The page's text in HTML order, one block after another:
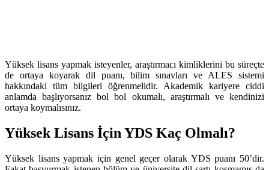
Yüksek lisans yapmak isteyenler, araştırmacı kimliklerini bu süreçte
de ortaya koyarak dil puanı, bilim sınavları ve ALES sistemi
hakkındaki tüm bilgileri öğrenmelidir. Akademik kariyere ciddi
anlamda başlıyorsanız bol bol okumalı, araştırmalı ve kendinizi
ortaya koymalısınız.
Yüksek Lisans İçin YDS Kaç Olmalı?
Yüksek lisans yapmak için genel geçer olarak YDS puanı 50’dir.